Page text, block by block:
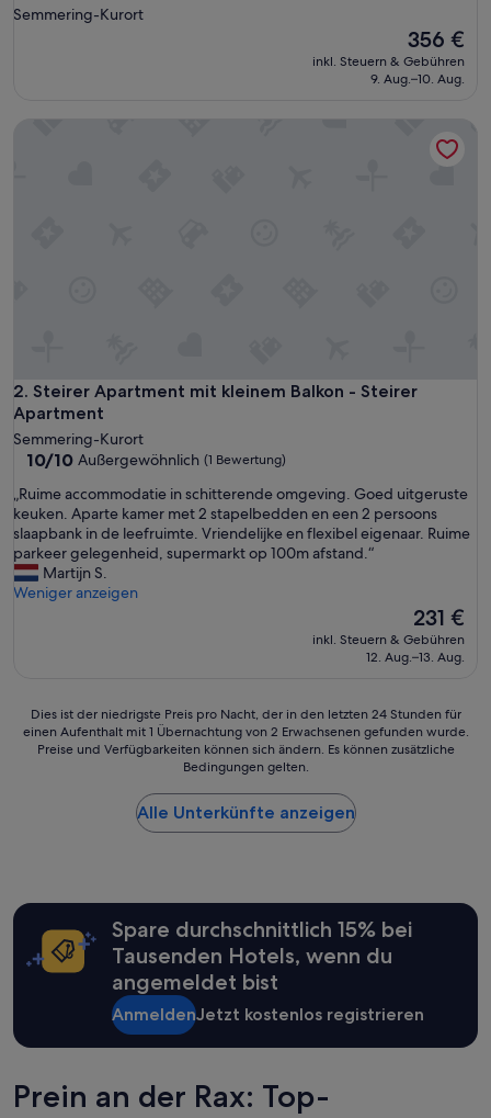
Semmering-Kurort
Der
Preis
beträgt
356 €
inkl. Steuern & Gebühren
9. Aug.–10. Aug.
2. Steirer Apartment mit kleinem Balkon - Steirer
Apartment
Steirer Apartment mit kleinem Balkon - Steirer Apartment
Semmering-Kurort
10.0
10,
Außergewöhnlich,
(1
Bewertung)
10/10 Außergewöhnlich (1 Bewertung)
„
R
u
i
m
e
c
e
d
e
„Ruime accommodatie in schitterende omgeving. Goed uitgeruste
keuken. Aparte kamer met 2 stapelbedden en een 2 persoons
slaapbank in de leefruimte. Vriendelijke en flexibel eigenaar. Ruime
parkeer gelegenheid, supermarkt op 100m afstand.“
Martijn S.
Weniger anzeigen
Der
Preis
beträgt
231 €
inkl. Steuern & Gebühren
12. Aug.–13. Aug.
Steirer Apartment mit kleinem Balkon - Steirer Apartment
Dies
ist
letzten
24 Stunden
einen
1 Übernachtung
von
gefunden
wurde.
Dies ist der niedrigste Preis pro Nacht, der in den letzten 24 Stunden für
einen Aufenthalt mit 1 Übernachtung von 2 Erwachsenen gefunden wurde.
Preise und Verfügbarkeiten können sich ändern. Es können zusätzliche
Bedingungen gelten.
Alle Unterkünfte anzeigen
Spare durchschnittlich 15% bei
Tausenden Hotels, wenn du
angemeldet bist
AnmeldenJetzt kostenlos registrieren
Prein an der Rax: Top-